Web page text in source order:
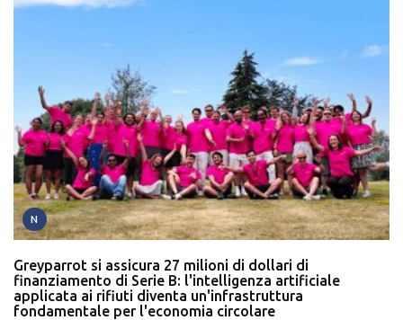
N
Greyparrot si assicura 27 milioni di dollari di
finanziamento di Serie B: l'intelligenza artificiale
applicata ai rifiuti diventa un'infrastruttura
fondamentale per l'economia circolare